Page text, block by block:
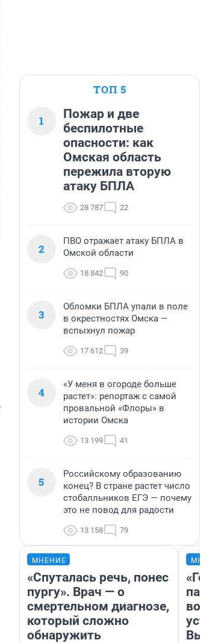
ТОП 5
1
Пожар и две
беспилотные
опасности: как
Омская область
пережила вторую
атаку БПЛА
28 787 22
2
ПВО отражает атаку БПЛА в
Омской области
18 842 90
3
Обломки БПЛА упали в поле
в окрестностях Омска —
вспыхнул пожар
17 612 39
4
«У меня в огороде больше
растет»: репортаж с самой
провальной «Флоры» в
истории Омска
13 199 41
5
Российскому образованию
конец? В стране растет число
стобалльников ЕГЭ — почему
это не повод для радости
13 158 79
МНЕНИЕ
«Спуталась речь, понес
пургу». Врач — о
смертельном диагнозе,
который сложно
обнаружить